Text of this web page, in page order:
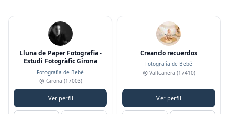
Lluna de Paper Fotografia -
Estudi Fotogràfic Girona
Fotografía de Bebé
Girona (17003)
Ver perfil
Creando recuerdos
Fotografía de Bebé
Vallcanera (17410)
Ver perfil